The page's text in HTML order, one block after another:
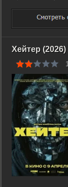
телевизионное
выбором
своего
Хейтер (2026)